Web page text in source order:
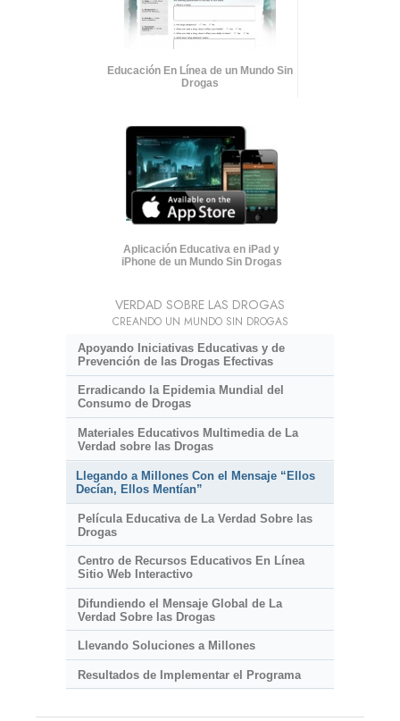
Educación En Línea de un Mundo Sin
Drogas
Aplicación Educativa en iPad y
iPhone de un Mundo Sin Drogas
VERDAD SOBRE LAS DROGAS
CREANDO UN MUNDO SIN DROGAS
Apoyando Iniciativas Educativas y de
Prevención de las Drogas Efectivas
Erradicando la Epidemia Mundial del
Consumo de Drogas
Materiales Educativos Multimedia de La
Verdad sobre las Drogas
Llegando a Millones Con el Mensaje “Ellos
Decían, Ellos Mentían”
Película Educativa de La Verdad Sobre las
Drogas
Centro de Recursos Educativos En Línea
Sitio Web Interactivo
Difundiendo el Mensaje Global de La
Verdad Sobre las Drogas
Llevando Soluciones a Millones
Resultados de Implementar el Programa